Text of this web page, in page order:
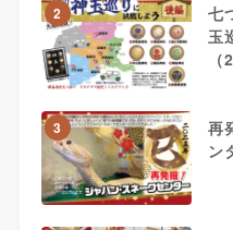
2
七
玉
3
再
ン